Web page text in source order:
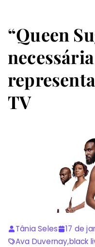
“Queen
necessária
TV
Tânia Seles 17 de
Ava Duvernay,black